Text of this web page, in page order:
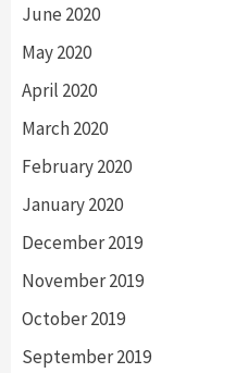
June 2020
May 2020
April 2020
March 2020
February 2020
January 2020
December 2019
November 2019
October 2019
September 2019